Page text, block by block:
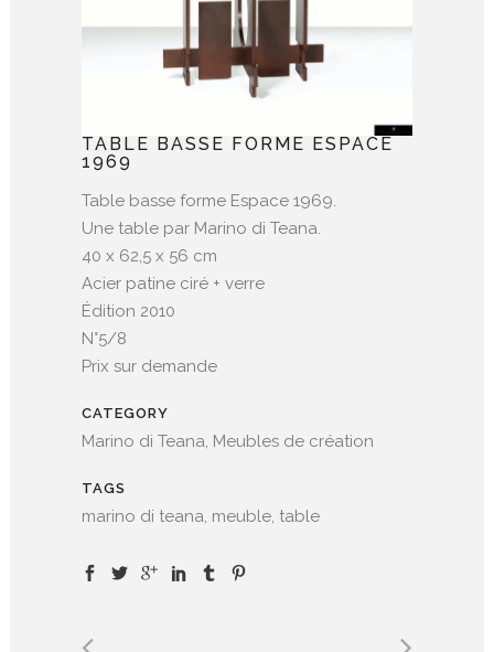
TABLE BASSE FORME ESPACE
1969
Table basse forme Espace 1969.
Une table par Marino di Teana.
40 x 62,5 x 56 cm
Acier patine ciré + verre
Édition 2010
N°5/8
Prix sur demande
CATEGORY
Marino di Teana, Meubles de création
TAGS
marino di teana, meuble, table